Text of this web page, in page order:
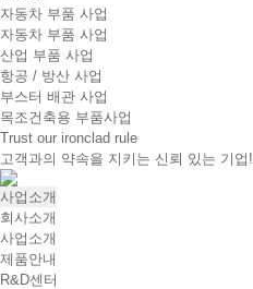
자동차 부품 사업
자동차 부품 사업
산업 부품 사업
항공 / 방산 사업
부스터 배관 사업
목조건축용 부품사업
Trust our ironclad rule
고객과의 약속을 지키는 신뢰 있는 기업!
사업소개
회사소개
사업소개
제품안내
R&D센터